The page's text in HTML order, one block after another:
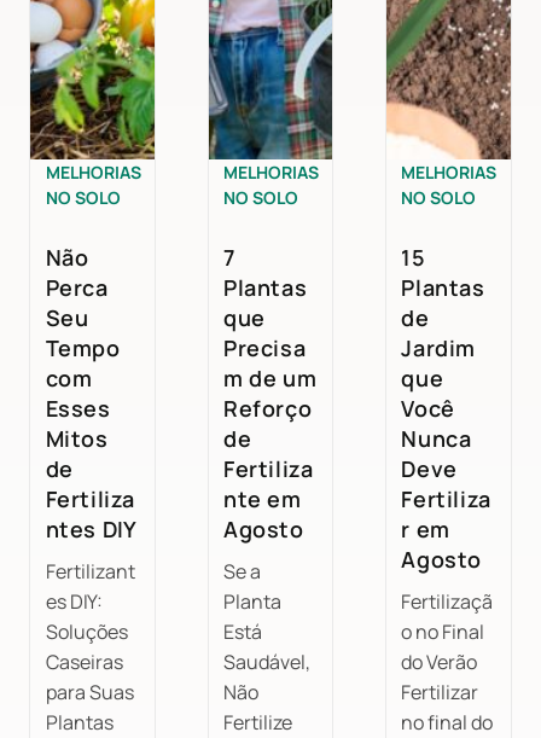
MELHORIAS
NO SOLO
Não
Perca
Seu
Tempo
com
Esses
Mitos
de
Fertiliza
ntes DIY
Fertilizant
es DIY:
Soluções
Caseiras
para Suas
Plantas
MELHORIAS
NO SOLO
7
Plantas
que
Precisa
m de um
Reforço
de
Fertiliza
nte em
Agosto
Se a
Planta
Está
Saudável,
Não
Fertilize
MELHORIAS
NO SOLO
15
Plantas
de
Jardim
que
Você
Nunca
Deve
Fertiliza
r em
Agosto
Fertilizaçã
o no Final
do Verão
Fertilizar
no final do